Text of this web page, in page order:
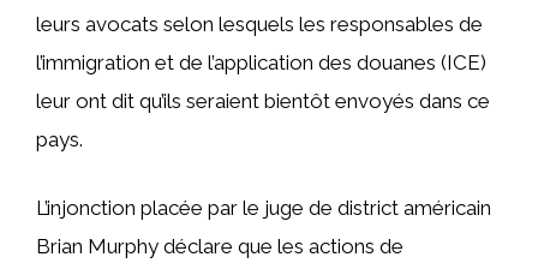
leurs avocats selon lesquels les responsables de
l’immigration et de l’application des douanes (ICE)
leur ont dit qu’ils seraient bientôt envoyés dans ce
pays.
L’injonction placée par le juge de district américain
Brian Murphy déclare que les actions de